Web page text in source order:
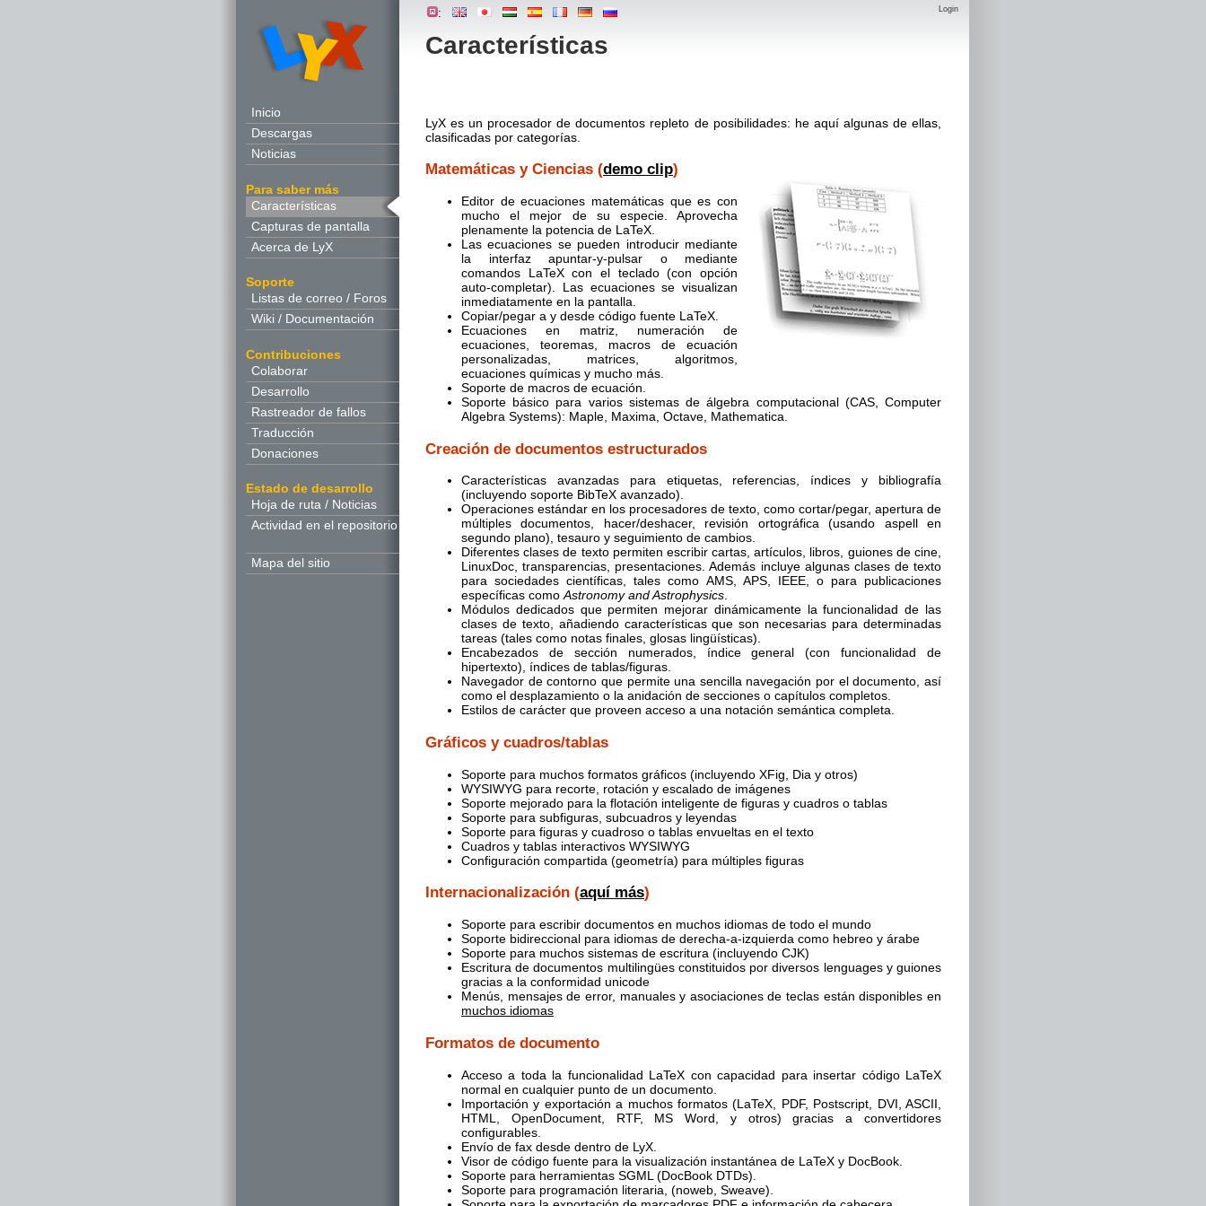
Características
: Login
Inicio
Descargas
Noticias
Para saber más
Características
Capturas de pantalla
Acerca de LyX
Soporte
Listas de correo / Foros
Wiki / Documentación
Contribuciones
Colaborar
Desarrollo
Rastreador de fallos
Traducción
Donaciones
Estado de desarrollo
Hoja de ruta / Noticias
Actividad en el repositorio
Mapa del sitio
LyX es un procesador de documentos repleto de posibilidades: he aquí algunas de ellas,
clasificadas por categorías.
Matemáticas y Ciencias (demo clip)
Editor de ecuaciones matemáticas que es con
mucho el mejor de su especie. Aprovecha
plenamente la potencia de LaTeX.
Las ecuaciones se pueden introducir mediante
la interfaz apuntar-y-pulsar o mediante
comandos LaTeX con el teclado (con opción
auto-completar). Las ecuaciones se visualizan
inmediatamente en la pantalla.
Copiar/pegar a y desde código fuente LaTeX.
Ecuaciones en matriz, numeración de
ecuaciones, teoremas, macros de ecuación
personalizadas, matrices, algoritmos,
ecuaciones químicas y mucho más.
Soporte de macros de ecuación.
Soporte básico para varios sistemas de álgebra computacional (CAS, Computer
Algebra Systems): Maple, Maxima, Octave, Mathematica.
Creación de documentos estructurados
Características avanzadas para etiquetas, referencias, índices y bibliografía
(incluyendo soporte BibTeX avanzado).
Operaciones estándar en los procesadores de texto, como cortar/pegar, apertura de
múltiples documentos, hacer/deshacer, revisión ortográfica (usando aspell en
segundo plano), tesauro y seguimiento de cambios.
Diferentes clases de texto permiten escribir cartas, artículos, libros, guiones de cine,
LinuxDoc, transparencias, presentaciones. Además incluye algunas clases de texto
para sociedades científicas, tales como AMS, APS, IEEE, o para publicaciones
específicas comoAstronomy and Astrophysics.
Módulos dedicados que permiten mejorar dinámicamente la funcionalidad de las
clases de texto, añadiendo características que son necesarias para determinadas
tareas (tales como notas finales, glosas lingüísticas).
Encabezados de sección numerados, índice general (con funcionalidad de
hipertexto), índices de tablas/figuras.
Navegador de contorno que permite una sencilla navegación por el documento, así
como el desplazamiento o la anidación de secciones o capítulos completos.
Estilos de carácter que proveen acceso a una notación semántica completa.
Gráficos y cuadros/tablas
Soporte para muchos formatos gráficos (incluyendo XFig, Dia y otros)
WYSIWYG para recorte, rotación y escalado de imágenes
Soporte mejorado para la flotación inteligente de figuras y cuadros o tablas
Soporte para subfiguras, subcuadros y leyendas
Soporte para figuras y cuadroso o tablas envueltas en el texto
Cuadros y tablas interactivos WYSIWYG
Configuración compartida (geometría) para múltiples figuras
Internacionalización (aquí más)
Soporte para escribir documentos en muchos idiomas de todo el mundo
Soporte bidireccional para idiomas de derecha-a-izquierda como hebreo y árabe
Soporte para muchos sistemas de escritura (incluyendo CJK)
Escritura de documentos multilingües constituidos por diversos lenguages y guiones
gracias a la conformidad unicode
Menús, mensajes de error, manuales y asociaciones de teclas están disponibles en
muchos idiomas
Formatos de documento
Acceso a toda la funcionalidad LaTeX con capacidad para insertar código LaTeX
normal en cualquier punto de un documento.
Importación y exportación a muchos formatos (LaTeX, PDF, Postscript, DVI, ASCII,
HTML, OpenDocument, RTF, MS Word, y otros) gracias a convertidores
configurables.
Envío de fax desde dentro de LyX.
Visor de código fuente para la visualización instantánea de LaTeX y DocBook.
Soporte para herramientas SGML (DocBook DTDs).
Soporte para programación literaria, (noweb, Sweave).